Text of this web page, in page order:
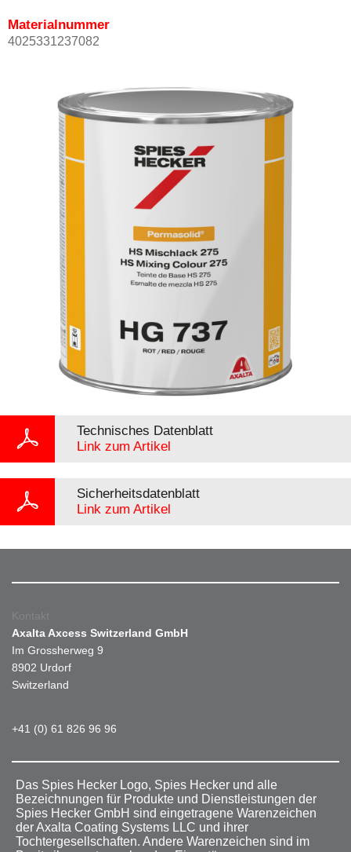
Materialnummer
4025331237082
Technisches Datenblatt
Link zum Artikel
Sicherheitsdatenblatt
Link zum Artikel
Kontakt
Axalta Axcess Switzerland GmbH
Im Grossherweg 9
8902 Urdorf
Switzerland
+41 (0) 61 826 96 96
Das Spies Hecker Logo, Spies Hecker und alle
Bezeichnungen für Produkte und Dienstleistungen der
Spies Hecker GmbH sind eingetragene Warenzeichen
der Axalta Coating Systems LLC und ihrer
Tochtergesellschaften. Andere Warenzeichen sind im